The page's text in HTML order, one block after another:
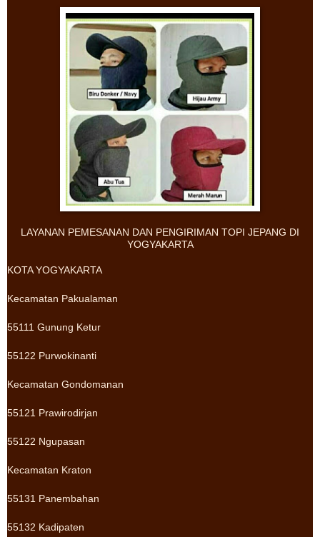
LAYANAN PEMESANAN DAN PENGIRIMAN TOPI JEPANG DI
YOGYAKARTA
KOTA YOGYAKARTA
Kecamatan Pakualaman
55111 Gunung Ketur
55122 Purwokinanti
Kecamatan Gondomanan
55121 Prawirodirjan
55122 Ngupasan
Kecamatan Kraton
55131 Panembahan
55132 Kadipaten